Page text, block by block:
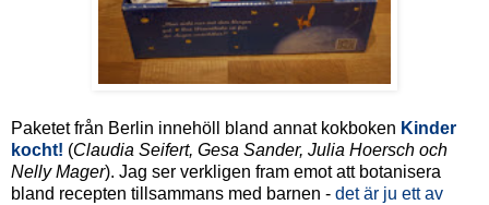
Paketet från Berlin innehöll bland annat kokboken Kinder
kocht! (Claudia Seifert, Gesa Sander, Julia Hoersch och
Nelly Mager). Jag ser verkligen fram emot att botanisera
bland recepten tillsammans med barnen - det är ju ett av